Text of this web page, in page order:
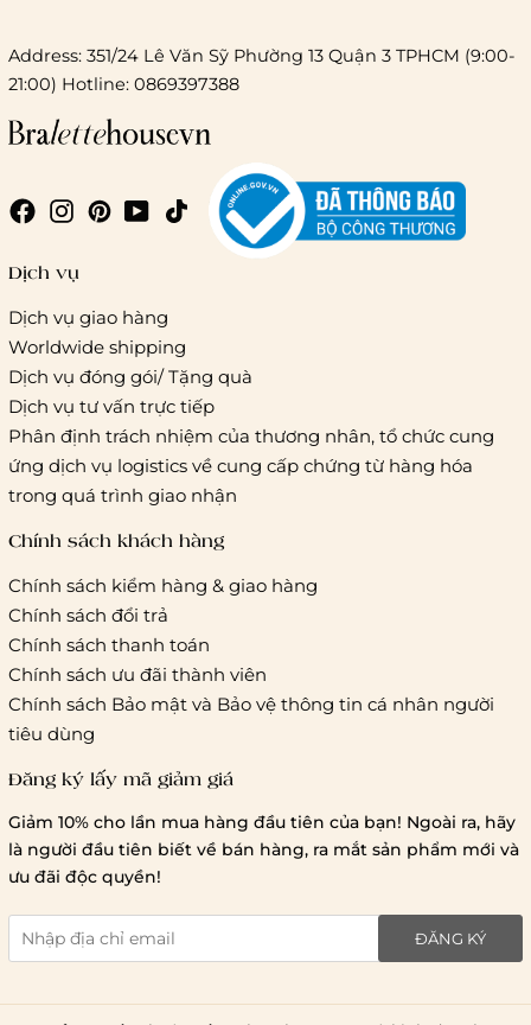
Chi phí giao hàng
Giao hàng trong ngày (hoả tốc)
Giao hàng tiêu chuẩn:
Hồ Chí Minh:
Áp dụng theo bảng giá cước của ĐVVC
Vietelpost/ Giaohangtietkiem và 1 số đối tác vận chuyển
Hà Nội và các tỉnh thành khác:
Áp dụng theo bảng giá
cước của ĐVVC Vietelpost/ Giaohangtietkiem... và 1 số đối
tác vận chuyển khác
Thời gian giao hàng
Hồ Chí Minh:
Hà Nội và các tỉnh thành khá
Lưu ý chung về chính sách vận chuyển
1 triệu đồng
giao hàng trong ngày
giao hàng tiêu chuẩn
miễn phí ship
toàn quốc.
Address: 351/24 Lê Văn Sỹ Phường 13 Quận 3 TPHCM (9:00-
21:00) Hotline: 0869397388
Dịch vụ
Dịch vụ giao hàng
Worldwide shipping
Dịch vụ đóng gói/ Tặng quà
Dịch vụ tư vấn trực tiếp
Phân định trách nhiệm của thương nhân, tổ chức cung
ứng dịch vụ logistics về cung cấp chứng từ hàng hóa
trong quá trình giao nhận
Chính sách khách hàng
Chính sách kiểm hàng & giao hàng
Chính sách đổi trả
Chính sách thanh toán
Chính sách ưu đãi thành viên
Chính sách Bảo mật và Bảo vệ thông tin cá nhân người
tiêu dùng
Đăng ký lấy mã giảm giá
Giảm 10% cho lần mua hàng đầu tiên của bạn! Ngoài ra, hãy
là người đầu tiên biết về bán hàng, ra mắt sản phẩm mới và
ưu đãi độc quyền!
ĐĂNG KÝ